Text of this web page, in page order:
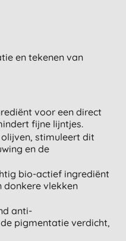
en tekenen van
voor een direct
fijne lijntjes.
stimuleert dit
en de
bio-actief ingrediënt
donkere vlekken
anti-
pigmentatie verdicht,